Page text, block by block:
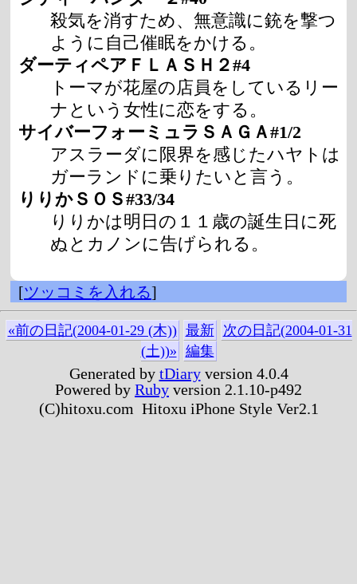
殺気を消すため、無意識に銃を撃つ
ように自己催眠をかける。
ダーティペアＦＬＡＳＨ２#4
トーマが花屋の店員をしているリー
ナという女性に恋をする。
サイバーフォーミュラＳＡＧＡ#1/2
アスラーダに限界を感じたハヤトは
ガーランドに乗りたいと言う。
りりかＳＯＳ#33/34
りりかは明日の１１歳の誕生日に死
ぬとカノンに告げられる。
[ツッコミを入れる]
«前の日記(2004-01-29 (木)) 最新
次の日記(2004-01-31
(土))» 編集
Generated by tDiaryversion 4.0.4
Powered by Ruby version 2.1.10-p492